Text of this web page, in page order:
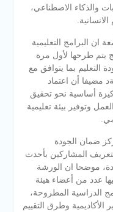
والذكاء الاصطناعي،
ان البرامج التعليمية
يتم طرحها لأول مرة
بما يتوافق مع
مضيفا أن اعتماد
أساسية نحو تحقيق
وتوفير بيئة تعليمية
ضمان الجودة
المشاركين بأحدث
موضحا ان الورشة
عدد من أعضاء هيئة
الدراسية المطروحة،
وطرق التقييم